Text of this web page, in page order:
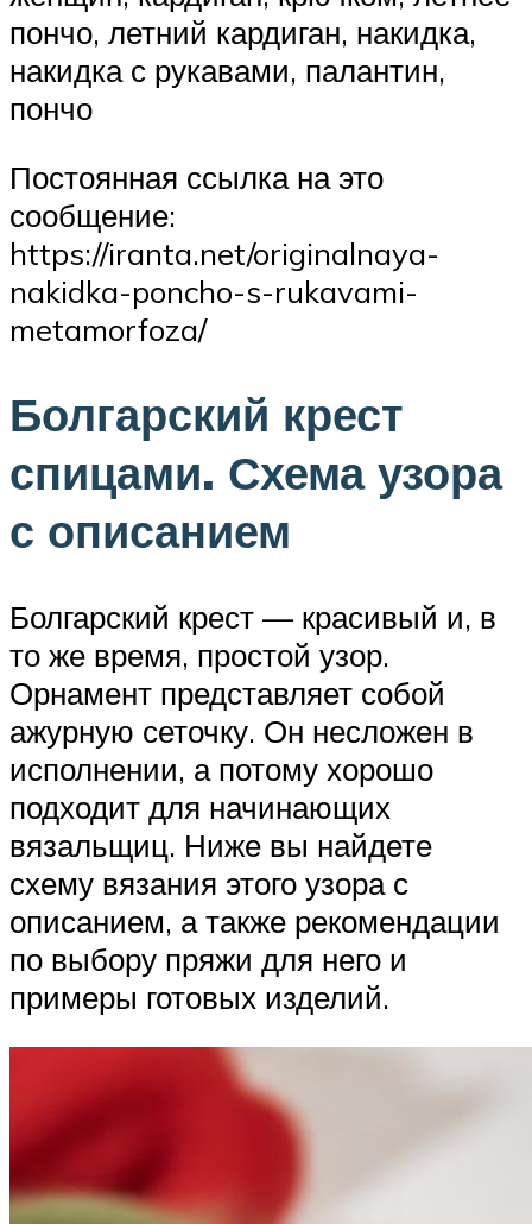
пончо, летний кардиган, накидка,
накидка с рукавами, палантин,
пончо
Постоянная ссылка на это
сообщение:
https://iranta.net/originalnaya-
nakidka-poncho-s-rukavami-
metamorfoza/
Болгарский крест
спицами. Схема узора
с описанием
Болгарский крест — красивый и, в
то же время, простой узор.
Орнамент представляет собой
ажурную сеточку. Он несложен в
исполнении, а потому хорошо
подходит для начинающих
вязальщиц. Ниже вы найдете
схему вязания этого узора с
описанием, а также рекомендации
по выбору пряжи для него и
примеры готовых изделий.